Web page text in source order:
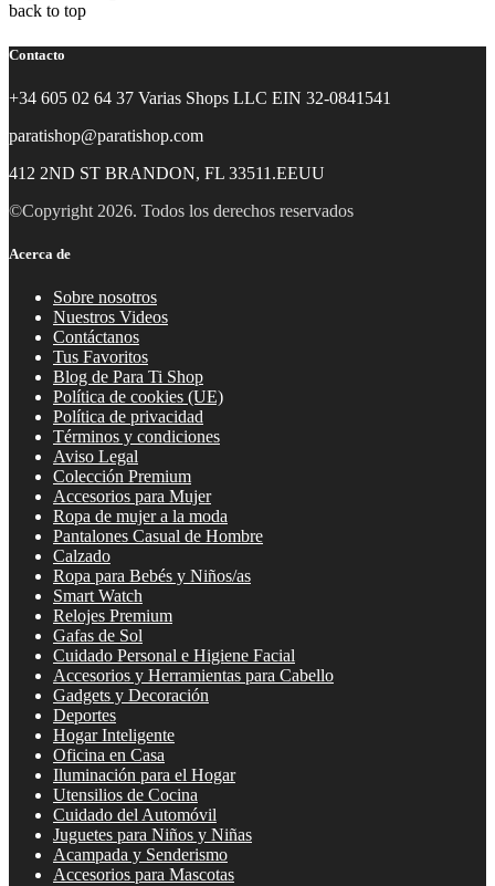
back to top
Contacto
+34 605 02 64 37 Varias Shops LLC EIN 32-0841541
paratishop@paratishop.com
412 2ND ST BRANDON, FL 33511.EEUU
©Copyright 2026. Todos los derechos reservados
Acerca de
Sobre nosotros
Nuestros Videos
Contáctanos
Tus Favoritos
Blog de Para Ti Shop
Política de cookies (UE)
Política de privacidad
Términos y condiciones
Aviso Legal
Colección Premium
Accesorios para Mujer
Ropa de mujer a la moda
Pantalones Casual de Hombre
Calzado
Ropa para Bebés y Niños/as
Smart Watch
Relojes Premium
Gafas de Sol
Cuidado Personal e Higiene Facial
Accesorios y Herramientas para Cabello
Gadgets y Decoración
Deportes
Hogar Inteligente
Oficina en Casa
Iluminación para el Hogar
Utensilios de Cocina
Cuidado del Automóvil
Juguetes para Niños y Niñas
Acampada y Senderismo
Accesorios para Mascotas